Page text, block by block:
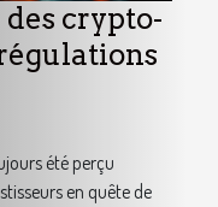
crypto-
été perçu
en quête de